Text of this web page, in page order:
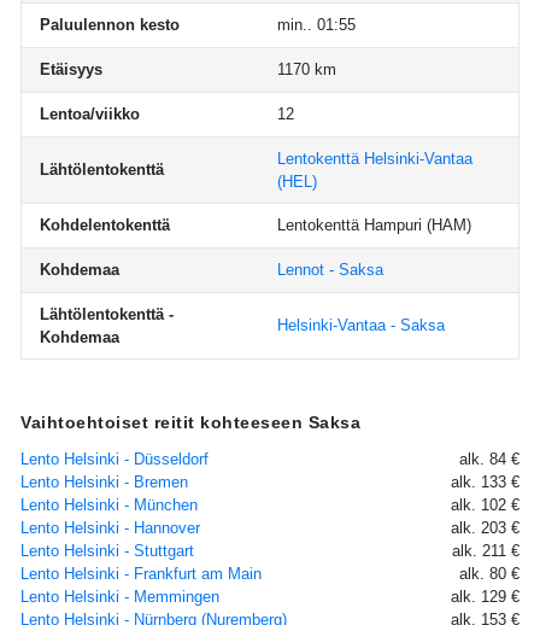
Paluulennon kesto min.. 01:55
Etäisyys 1170 km
Lentoa/viikko 12
Lähtölentokenttä
Lentokenttä Helsinki-Vantaa
(HEL)
Kohdelentokenttä Lentokenttä Hampuri (HAM)
Kohdemaa Lennot - Saksa
Lähtölentokenttä -
Kohdemaa
Helsinki-Vantaa - Saksa
Vaihtoehtoiset reitit kohteeseen Saksa
Lento Helsinki - Düsseldorf
alk. 84 €
Lento Helsinki - Bremen
alk. 133 €
Lento Helsinki - München
alk. 102 €
Lento Helsinki - Hannover
alk. 203 €
Lento Helsinki - Stuttgart
alk. 211 €
Lento Helsinki - Frankfurt am Main
alk. 80 €
Lento Helsinki - Memmingen
alk. 129 €
Lento Helsinki - Nürnberg (Nuremberg)
alk. 153 €